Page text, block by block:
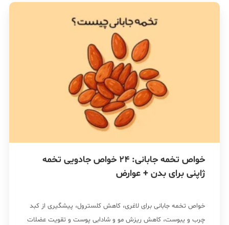
خواص تخمه جابانی: 24 خواص جادویی تخمه
ژاپنی برای بدن + عوارض
خواص تخمه جابانی برای لاغری، کاهش کلسترول، پیشگیری از کبد
چرب و یبوست، کاهش ریزش مو و شادابی پوست و تقویت عضلات